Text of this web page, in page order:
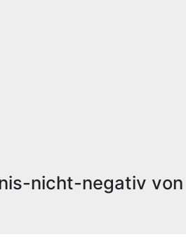
nicht-negativ von